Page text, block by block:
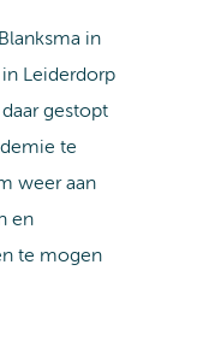
in
Leiderdorp
gestopt
te
weer aan
en
te mogen